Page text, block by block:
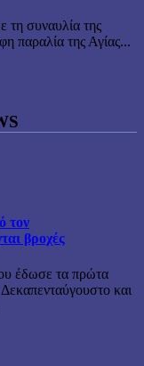
τη συναυλία της
παραλία της Αγίας...
τον
βροχές
έδωσε τα πρώτα
και